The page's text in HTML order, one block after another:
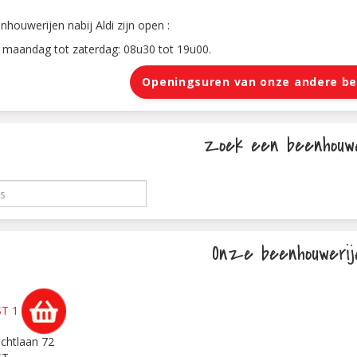
nabij Aldi zijn open :
maandag tot zaterdag: 08u30 tot 19u00.
Openingsuren van onze andere
Zoek een
Onze
1
72